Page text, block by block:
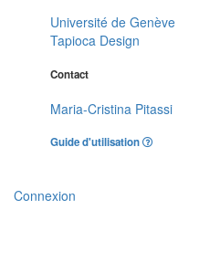
Université de Genève
Tapioca Design
Contact
Maria-Cristina Pitassi
Guide d'utilisation
Connexion